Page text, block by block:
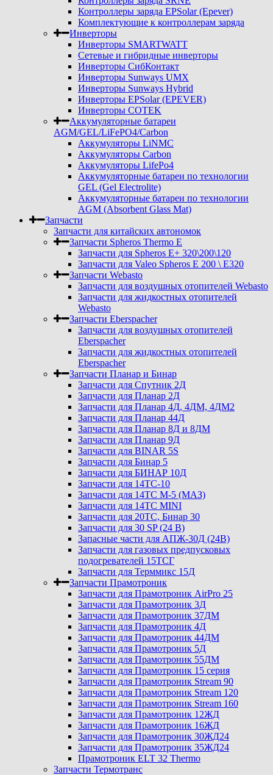
Контроллеры заряда EPSolar (Epever)
Комплектующие к контроллерам заряда
Инверторы
Инверторы SMARTWATT
Сетевые и гибридные инверторы
Инверторы СибКонтакт
Инверторы Sunways UMX
Инверторы Sunways Hybrid
Инверторы EPSolar (EPEVER)
Инверторы COTEK
Аккумуляторные батареи
AGM/GEL/LiFePO4/Carbon
Аккумуляторы LiNMC
Аккумуляторы Carbon
Аккумуляторы LifePo4
Аккумуляторные батареи по технологии
GEL (Gel Electrolite)
Аккумуляторные батареи по технологии
AGM (Absorbent Glass Mat)
Запчасти
Запчасти для китайских автономок
Запчасти Spheros Thermo E
Запчасти для Spheros E+ 320\200\120
Запчасти для Valeo Spheros E 200 \ E320
Запчасти Webasto
Запчасти для воздушных отопителей Webasto
Запчасти для жидкостных отопителей
Webasto
Запчасти Eberspacher
Запчасти для воздушных отопителей
Eberspacher
Запчасти для жидкостных отопителей
Eberspacher
Запчасти Планар и Бинар
Запчасти для Спутник 2Д
Запчасти для Планар 2Д
Запчасти для Планар 4Д, 4ДМ, 4ДМ2
Запчасти для Планар 44Д
Запчасти для Планар 8Д и 8ДМ
Запчасти для Планар 9Д
Запчасти для BINAR 5S
Запчасти для Бинар 5
Запчасти для БИНАР 10Д
Запчасти для 14ТС-10
Запчасти для 14ТС М-5 (МАЗ)
Запчасти для 14ТС MINI
Запчасти для 20ТС, Бинар 30
Запчасти для 30 SP (24 В)
Запасные части для АПЖ-30Д (24В)
Запчасти для газовых предпусковых
подогревателей 15ТСГ
Запчасти для Терммикс 15Д
Запчасти Прамотроник
Запчасти для Прамотроник AirPro 25
Запчасти для Прамотроник 3Д
Запчасти для Прамотроник 37ДМ
Запчасти для Прамотроник 4Д
Запчасти для Прамотроник 44ДМ
Запчасти для Прамотроник 5Д
Запчасти для Прамотроник 55ДМ
Запчасти для Прамотроник 15 серия
Запчасти для Прамотроник Stream 90
Запчасти для Прамотроник Stream 120
Запчасти для Прамотроник Stream 160
Запчасти для Прамотроник 12ЖД
Запчасти для Прамотроник 16ЖД
Запчасти для Прамотроник 30ЖД24
Запчасти для Прамотроник 35ЖД24
Прамотроник ELT 32 Thermo
Запчасти Термотранс